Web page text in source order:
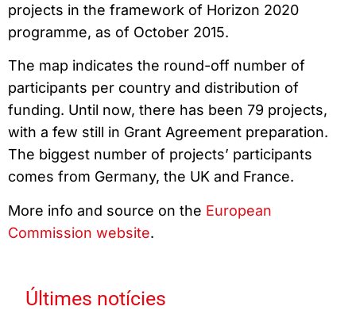
projects in the framework of Horizon 2020
programme, as of October 2015.
The map indicates the round-off number of
participants per country and distribution of
funding. Until now, there has been 79 projects,
with a few still in Grant Agreement preparation.
The biggest number of projects’ participants
comes from Germany, the UK and France.
More info and source on the European
Commission website.
Últimes notícies